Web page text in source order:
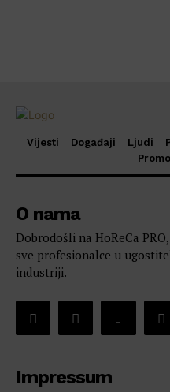
Vijesti Događaji Ljudi
Promo
O nama
Dobrodošli na HoReCa
sve profesionalce u
industriji.
Impressum